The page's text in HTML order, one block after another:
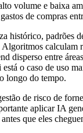
volume e baixa
de compras
histórico, padrões
Algoritmos calculam
disperso entre
o caso de uso
longo do tempo.
de risco de
aplicar IA
que eles